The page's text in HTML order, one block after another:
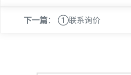
下一篇： ①联系询价